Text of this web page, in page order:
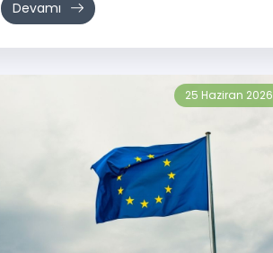
Devamı
25 Haziran 2026